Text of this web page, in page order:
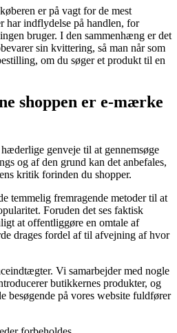
er på vagt for de mest
har indflydelse på handlen, for
bruger. I den sammenhæng er det
sin kvittering, så man når som
om du søger et produkt til en
shoppen er e-mærke
genveje til at gennemsøge
og af den grund kan det anbefales,
kritik forinden du shopper.
temmelig fremragende metoder til at
Foruden det ses faktisk
at offentliggøre en omtale af
drages fordel af til afvejning af hvor
Vi samarbejder med nogle
butikkernes produkter, og
besøgende på vores website fuldfører